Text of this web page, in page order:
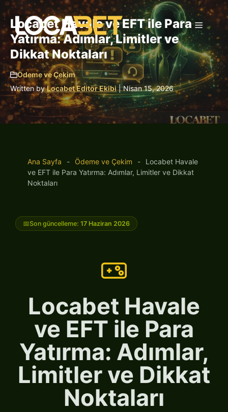
İçeriğe
atla
Menü
Locabet Havale ve EFT ile Para
Yatırma: Adımlar, Limitler ve
Dikkat Noktaları
Ödeme ve Çekim
Written byLocabet Editör Ekibi| Nisan 15, 2026
Ana Sayfa - Ödeme ve Çekim -
Locabet Havale
ve EFT ile Para Yatırma: Adımlar, Limitler ve Dikkat
Noktaları
📅Son güncelleme: 17 Haziran 2026
Locabet Havale
ve EFT ile Para
Yatırma: Adımlar,
Limitler ve Dikkat
Noktaları